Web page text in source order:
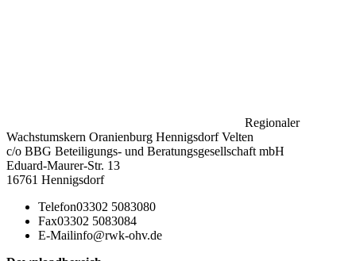
Regionaler
Wachstumskern Oranienburg Hennigsdorf Velten
c/o BBG Beteiligungs- und Beratungsgesellschaft mbH
Eduard-Maurer-Str. 13
16761 Hennigsdorf
Telefon03302 5083080
Fax03302 5083084
E-Mailinfo@rwk-ohv.de